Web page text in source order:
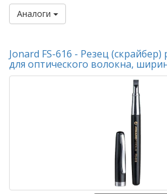
Аналоги
Jonard FS-616 - Резец
для оптического волокна,